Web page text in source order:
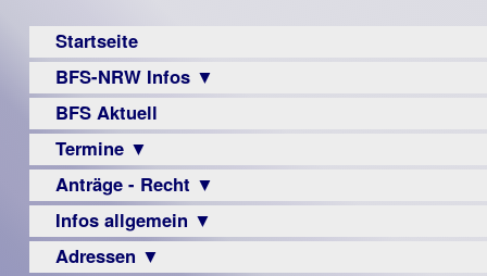
Startseite
BFS-NRW Infos ▼
Über
uns
Infomaterial
▼
Visus
Zeitschrift
Berichte
▼
BFS Aktuell
Termine ▼
Veranstaltungsprogramme
Anträge - Recht ▼
Archiv
Urteile
Infos allgemein ▼
Sehbehinderung
Adressen ▼